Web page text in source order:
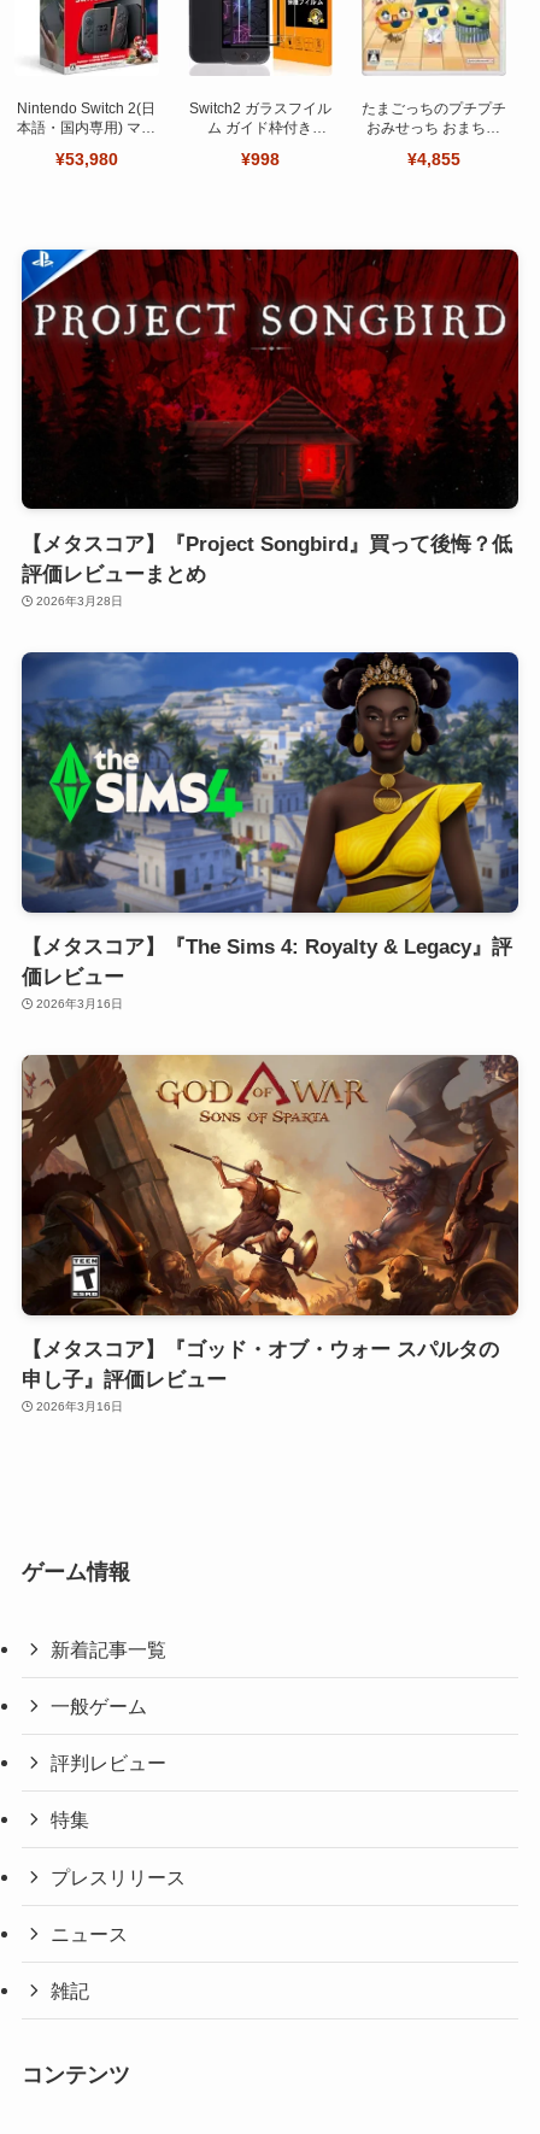
Nintendo Switch 2(日
本語・国内専用) マリ
ット
¥53,980
Switch2 ガラスフイル
ム ガイド枠付き
ット 日本旭硝子製-高
¥998
たまごっちのプチプチ
おみせっち おまちど
¥4,855
【メタスコア】『Project Songbird』買って後悔？低
評価レビューまとめ
2026年3月28日
【メタスコア】『The Sims 4: Royalty & Legacy』評
価レビュー
2026年3月16日
【メタスコア】『ゴッド・オブ・ウォー スパルタの
申し子』評価レビュー
2026年3月16日
ゲーム情報
新着記事一覧
一般ゲーム
評判レビュー
特集
プレスリリース
ニュース
雑記
コンテンツ